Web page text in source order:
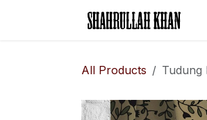
All Products Tudung